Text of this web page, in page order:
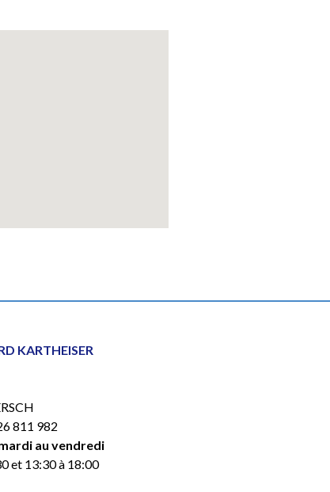
KARTHEISER
811 982
au vendredi
et 13:30 à 18:00